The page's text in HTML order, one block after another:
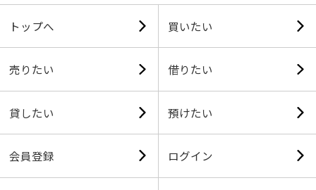
トップへ 買いたい
売りたい 借りたい
貸したい 預けたい
会員登録 ログイン